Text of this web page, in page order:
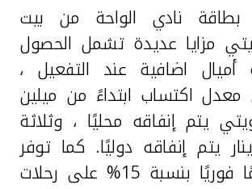
بطاقة نادي الواحة من بيت
مزايا عديدة تشمل الحصول
أميال اضافية عند التفعيل ،
معدل اكتساب ابتداءً من ميلين
يتم إنفاقه محليًا ، وثلاثة
يتم إنفاقه دوليًا. كما توفر
البطاقة خصمًا فوريًا بنسبة 15% على رحلات